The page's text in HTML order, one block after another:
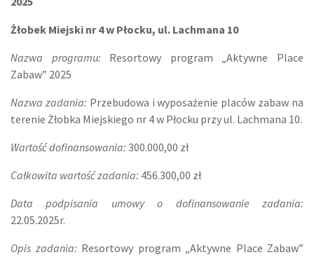
Żłobek Miejski nr 4 w Płocku, ul. Lachmana 10
Nazwa programu: Resortowy program „Aktywne Place
Zabaw” 2025
Nazwa zadania: Przebudowa i wyposażenie placów zabaw na
terenie Żłobka Miejskiego nr 4 w Płocku przy ul. Lachmana 10.
Wartość dofinansowania: 300.000,00 zł
Całkowita wartość zadania: 456.300,00 zł
Data podpisania umowy o dofinansowanie zadania:
22.05.2025r.
Opis zadania: Resortowy program „Aktywne Place Zabaw”